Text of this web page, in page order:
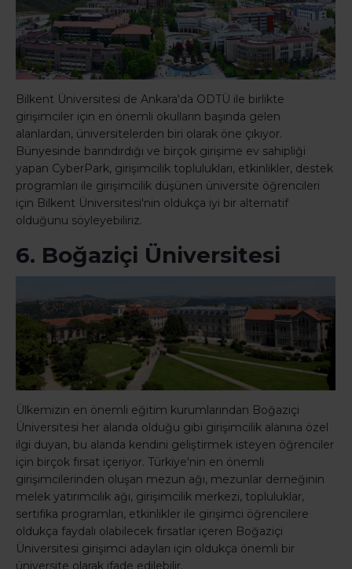
Bilkent Üniversitesi de Ankara'da ODTÜ ile birlikte
girişimciler için en önemli okulların başında gelen
alanlardan, üniversitelerden biri olarak öne çıkıyor.
Bünyesinde barındırdığı ve birçok girişime ev sahipliği
yapan CyberPark, girişimcilik toplulukları, etkinlikler, destek
programları ile girişimcilik düşünen üniversite öğrencileri
için Bilkent Üniversitesi'nin oldukça iyi bir alternatif
olduğunu söyleyebiliriz.
6. Boğaziçi Üniversitesi
Ülkemizin en önemli eğitim kurumlarından Boğaziçi
Üniversitesi her alanda olduğu gibi girişimcilik alanına özel
ilgi duyan, bu alanda kendini geliştirmek isteyen öğrenciler
için birçok fırsat içeriyor. Türkiye'nin en önemli
girişimcilerinden oluşan mezun ağı, mezunlar derneğinin
melek yatırımcılık ağı, girişimcilik merkezi, topluluklar,
sertifika programları, etkinlikler ile girişimci öğrencilere
oldukça faydalı olabilecek fırsatlar içeren Boğaziçi
Üniversitesi girişimci adayları için oldukça önemli bir
üniversite olarak ifade edilebilir.